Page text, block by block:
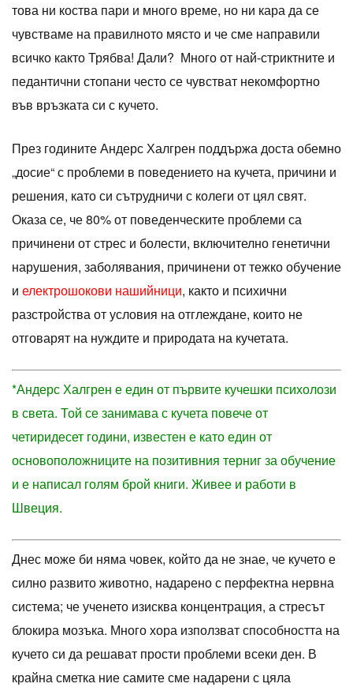
това ни коства пари и много време, но ни кара да се
чувстваме на правилното място и че сме направили
всичко както Трябва! Дали? Много от най-стриктните и
педантични стопани често се чувстват некомфортно
във връзката си с кучето.
През годините Андерс Халгрен поддържа доста обемно
„досие“ с проблеми в поведението на кучета, причини и
решения, като си сътрудничи с колеги от цял ​​свят.
Оказа се, че 80% от поведенческите проблеми са
причинени от стрес и болести, включително генетични
нарушения, заболявания, причинени от тежко обучение
и електрошокови нашийници, както и психични
разстройства от условия на отглеждане, които не
отговарят на нуждите и природата на кучетата.
*Андерс Халгрен е един от първите кучешки психолози
в света. Той се занимава с кучета повече от
четиридесет години, известен е като един от
основоположниците на позитивния терниг за обучение
и е написал голям брой книги. Живее и работи в
Швеция.
Днес може би няма човек, който да не знае, че кучето е
силно развито животно, надарено с перфектна нервна
система; че ученето изисква концентрация, а стресът
блокира мозъка. Много хора използват способността на
кучето си да решават прости проблеми всеки ден. В
крайна сметка ние самите сме надарени с цяла